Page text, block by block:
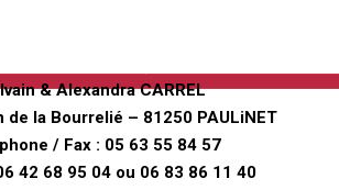
"Au fer à Cheval"
& Alexandra CARREL
de la Bourrelié – 81250 PAULiNET
/ Fax : 05 63 55 84 57
42 68 95 04 ou 06 83 86 11 40